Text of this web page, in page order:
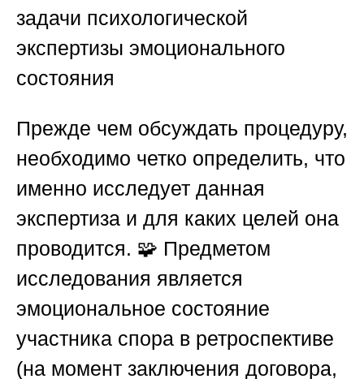
задачи психологической
экспертизы эмоционального
состояния
Прежде чем обсуждать процедуру,
необходимо четко определить, что
именно исследует данная
экспертиза и для каких целей она
проводится. 🧩 Предметом
исследования является
эмоциональное состояние
участника спора в ретроспективе
(на момент заключения договора,